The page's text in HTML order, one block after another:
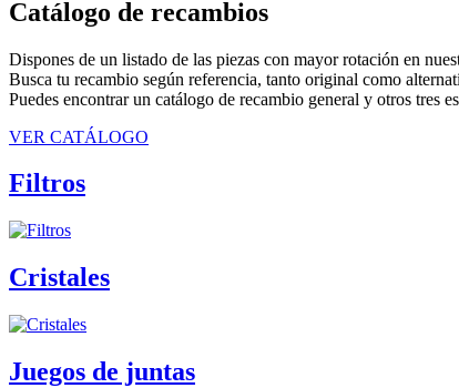
Catálogo de recambios
Dispones de un listado de las piezas con mayor rotación en
Busca tu recambio según referencia, tanto original como
Puedes encontrar un catálogo de recambio general y otros tres
VER CATÁLOGO
Filtros
Cristales
Juegos de juntas